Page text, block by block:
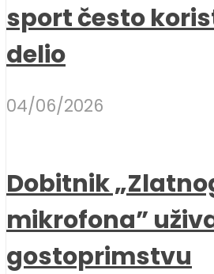
sport često
delio
04/06/2026
Dobitnik
mikrofona”
gostoprimstvu